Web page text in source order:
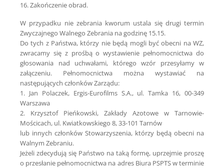
16. Zakończenie obrad.
W przypadku nie zebrania kworum ustala się drugi termin
Zwyczajnego Walnego Zebrania na godzinę 15.15.
Do tych z Państwa, którzy nie będą mogli być obecni na WZ,
zwracamy się z prośbą o wystawienie pełnomocnictwa do
głosowania nad uchwałami, którego wzór przesyłamy w
załączeniu. Pełnomocnictwa można wystawiać na
następujących członków Zarządu:
1. Jan Polaczek, Ergis-Eurofilms S.A., ul. Tamka 16, 00-349
Warszawa
2. Krzysztof Pieńkowski, Zakłady Azotowe w Tarnowie-
Mościcach, ul. Kwiatkowskiego 8, 33-101 Tarnów
lub innych członków Stowarzyszenia, którzy będą obecni na
Walnym Zebraniu.
Jeżeli zdecydują się Państwo na taką formę, uprzejmie proszę
o przesłanie pełnomocnictwa na adres Biura PSPTS w terminie